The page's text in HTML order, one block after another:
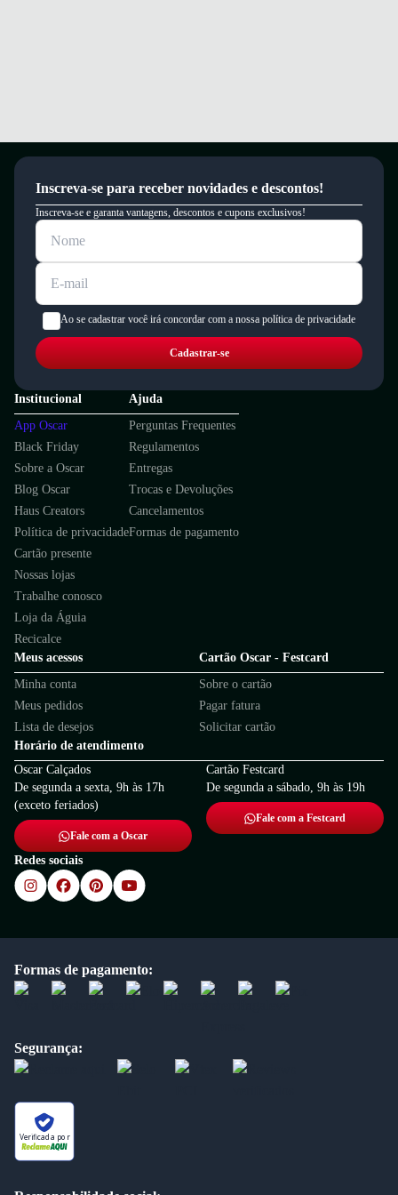
Inscreva-se para receber novidades e descontos!
Inscreva-se e garanta vantagens, descontos e cupons exclusivos!
Ao se cadastrar você irá concordar com a nossa política de privacidade
Cadastrar-se
Institucional
App Oscar
Black Friday
Sobre a Oscar
Blog Oscar
Haus Creators
Política de privacidade
Cartão presente
Nossas lojas
Trabalhe conosco
Loja da Águia
Recicalce
Ajuda
Perguntas Frequentes
Regulamentos
Entregas
Trocas e Devoluções
Cancelamentos
Formas de pagamento
Meus acessos
Minha conta
Meus pedidos
Lista de desejos
Cartão Oscar - Festcard
Sobre o cartão
Pagar fatura
Solicitar cartão
Horário de atendimento
Oscar Calçados
De segunda a sexta, 9h às 17h
(exceto feriados)
Fale com a Oscar
Cartão Festcard
De segunda a sábado, 9h às 19h
Fale com a Festcard
Redes sociais
Formas de pagamento:
Segurança:
Verificada por